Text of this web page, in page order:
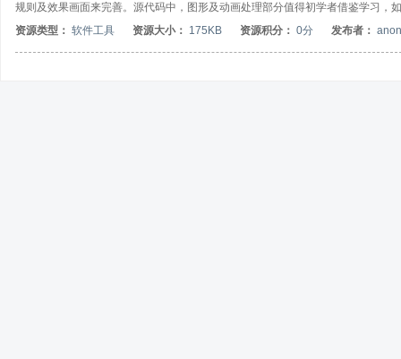
规则及效果画面来完善。源代码中，图形及动画处理部分值得初学者借鉴学习
资源类型： 软件工具 资源大小： 175KB 资源积分： 0分 发布者：